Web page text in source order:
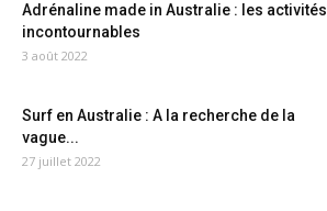
Adrénaline made in Australie : les activités
incontournables
3 août 2022
Surf en Australie : A la recherche de la
vague...
27 juillet 2022